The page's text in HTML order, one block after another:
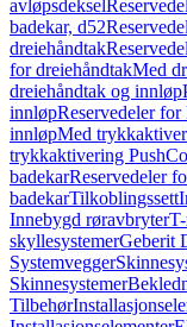
avløpsdeksel
badekar, d52
dreiehåndtak
for dreiehåndtakMed
dreiehåndtak og innløp
innløpReservedeler
innløpMed
trykkaktivering
badekarReservedeler
badekarTilkoblingssett
Innebygd røravbryter
skyllesystemerGeberit
Systemvegger
Skinnesystemer
Tilbehør